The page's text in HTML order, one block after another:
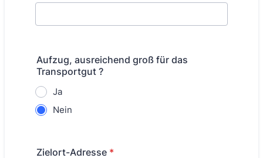
Aufzug, ausreichend groß für das
Transportgut ?
Ja
Nein
Zielort-Adresse *